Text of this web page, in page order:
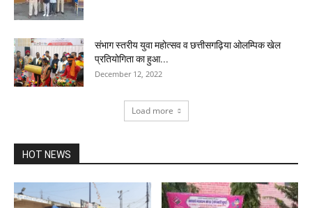
संभाग स्तरीय युवा महोत्सव व छत्तीसगढ़िया ओलम्पिक खेल
प्रतियोगिता का हुआ...
December 12, 2022
Load more
HOT NEWS